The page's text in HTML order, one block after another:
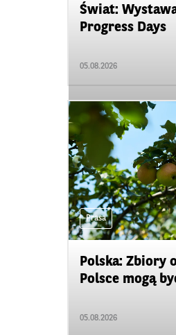
Świat:
Progress Days
05.08.2026
Prasa
Polska: Zbiory
Polsce mogą
05.08.2026